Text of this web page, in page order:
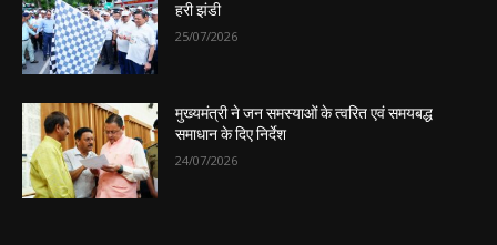
हरी झंडी
25/07/2026
मुख्यमंत्री ने जन समस्याओं के त्वरित एवं समयबद्ध
समाधान के दिए निर्देश
24/07/2026